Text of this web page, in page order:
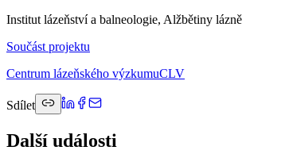
Institut lázeňství a balneologie, Alžbětiny lázně
Součást projektu
Centrum lázeňského výzkumuCLV
Sdílet
Další události